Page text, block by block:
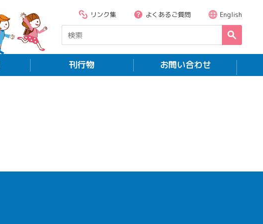
リンク集 よくあるご質問 English
刊行物 お問い合わせ